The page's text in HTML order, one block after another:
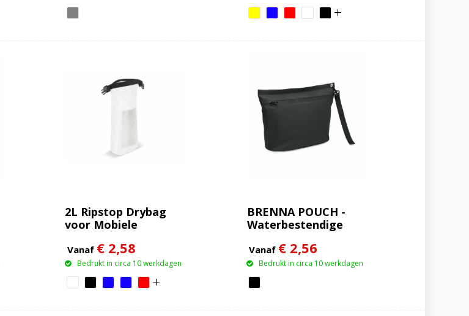
2L Ripstop Drybag
voor Mobiele
Vanaf € 2,58
Bedrukt in circa 10 werkdagen
BRENNA POUCH -
Waterbestendige
Vanaf € 2,56
Bedrukt in circa 10 werkdagen